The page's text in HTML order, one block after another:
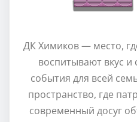
ДК Химиков — место,
воспитывают вкус и
события для всей
пространство, где
современный досуг